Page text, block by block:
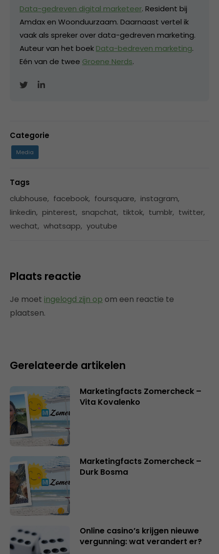
Data-gedreven digital marketeer. Resident bij
Amdax en Woonduurzaam. Daarnaast vertel ik
vaak als spreker over data-gedreven marketing.
Auteur van het boek Data-bedreven marketing.
Eén van de twee Groene Nerds.
Categorie
Media
Tags
clubhouse, facebook, foursquare, instagram,
linkedin, pinterest, snapchat, tiktok, tumblr, twitter,
wechat, whatsapp, youtube
Plaats reactie
Je moet ingelogd zijn op om een reactie te
plaatsen.
Gerelateerde artikelen
Marketingfacts Zomercheck –
Vita Kovalenko
Marketingfacts Zomercheck –
Durk Bosma
Online casino’s krijgen nieuwe
vergunning: wat verandert er?